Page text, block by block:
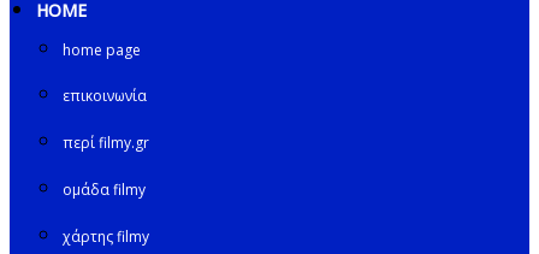
HOME
home page
επικοινωνία
περί filmy.gr
ομάδα filmy
χάρτης filmy